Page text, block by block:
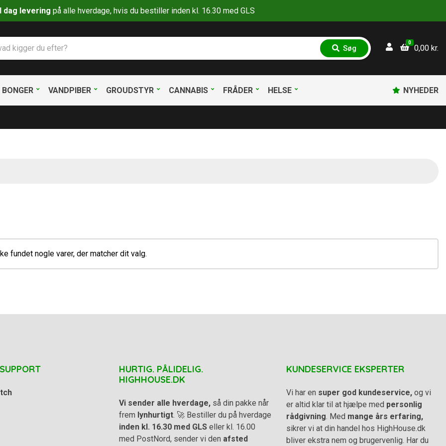
dag levering på alle hverdage, hvis du bestiller inden kl. 16.30 med GLS
S
ø
Søg
0
0,00 kr.
BONGER VANDPIBER GROUDSTYR CANNABIS FRÅDER HELSE NYHEDER
fundet nogle varer, der matcher dit valg.
HURTIG. PÅLIDELIG.
HIGHHOUSE.DK
Vi sender alle hverdage, så din pakke når
frem lynhurtigt . 🚀 Bestiller du på hverdage
inden kl. 16.30 med GLS eller kl. 16.00
med PostNord, sender vi den afsted
KUNDESERVICE EKSPERTER
Vi har en super god kundeservice, og vi
er altid klar til at hjælpe med personlig
rådgivning . Med mange års erfaring,
sikrer vi at din handel hos HighHouse.dk
bliver ekstra nem og brugervenlig. Har du